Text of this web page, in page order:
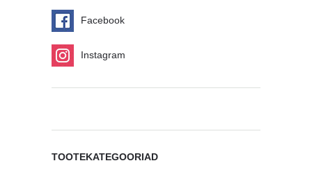
Facebook
Instagram
TOOTEKATEGOORIAD